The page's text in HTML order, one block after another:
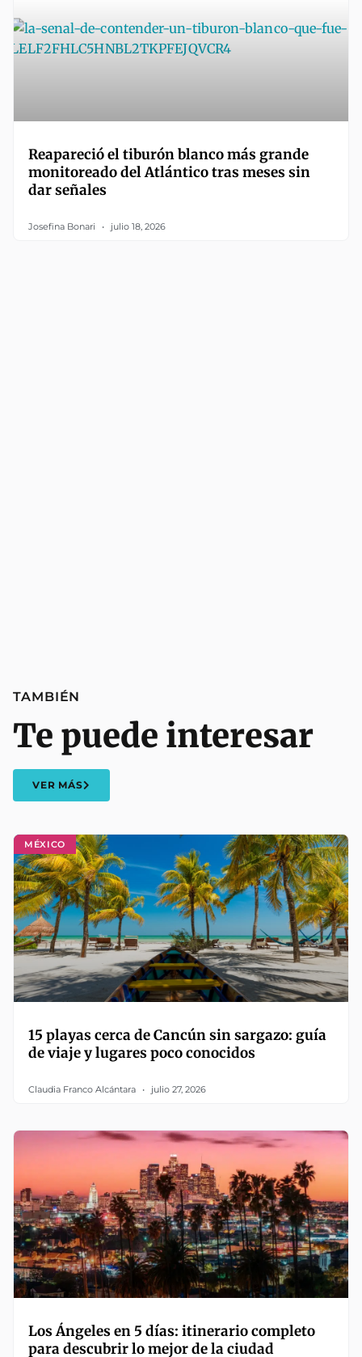
Reapareció el tiburón blanco más grande
monitoreado del Atlántico tras meses sin
dar señales
Josefina Bonari julio 18, 2026
MÉXICO
15 playas cerca de Cancún sin sargazo: guía
de viaje y lugares poco conocidos
Claudia Franco Alcántara julio 27, 2026
Los Ángeles en 5 días: itinerario completo
para descubrir lo mejor de la ciudad
TAMBIÉN
Te puede interesar
VER MÁS